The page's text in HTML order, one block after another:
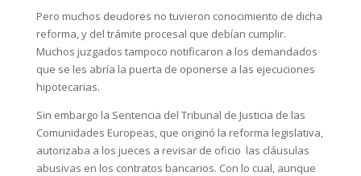
Pero muchos deudores no tuvieron conocimiento de dicha
reforma, y del trámite procesal que debían cumplir.
Muchos juzgados tampoco notificaron a los demandados
que se les abría la puerta de oponerse a las ejecuciones
hipotecarias.
Sin embargo la Sentencia del Tribunal de Justicia de las
Comunidades Europeas, que originó la reforma legislativa,
autorizaba a los jueces a revisar de oficio las cláusulas
abusivas en los contratos bancarios. Con lo cual, aunque